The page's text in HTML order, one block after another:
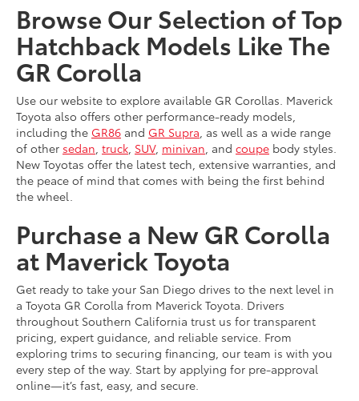
Browse Our Selection of Top
Hatchback Models Like The
GR Corolla
Use our website to explore available GR Corollas. Maverick
Toyota also offers other performance-ready models,
including the GR86 and GR Supra, as well as a wide range
of other sedan, truck, SUV, minivan, and coupe body styles.
New Toyotas offer the latest tech, extensive warranties, and
the peace of mind that comes with being the first behind
the wheel.
Purchase a New GR Corolla
at Maverick Toyota
Get ready to take your San Diego drives to the next level in
a Toyota GR Corolla from Maverick Toyota. Drivers
throughout Southern California trust us for transparent
pricing, expert guidance, and reliable service. From
exploring trims to securing financing, our team is with you
every step of the way. Start by applying for pre-approval
online—it’s fast, easy, and secure.